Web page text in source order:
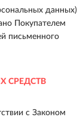
данных)
Покупателем
письменного
СРЕДСТВ
с Законом